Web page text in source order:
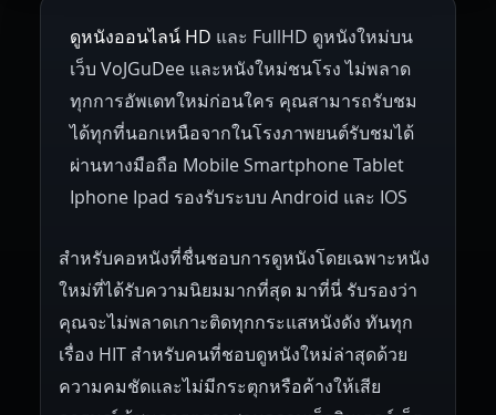
1945 1942 1941 1940 1939
1937 1930
Hungary Denmark Bulgaria
Czech Republic Brazil Turkey
ดูหนังออนไลน์ HD และ FullHD ดูหนังใหม่บน
เว็บ VoJGuDee และหนังใหม่ชนโรง ไม่พลาด
ทุกการอัพเดทใหม่ก่อนใคร คุณสามารถรับชม
ได้ทุกที่นอกเหนือจากในโรงภาพยนต์รับชมได้
ผ่านทางมือถือ Mobile Smartphone Tablet
Iphone Ipad รองรับระบบ Android และ IOS
สำหรับคอหนังที่ชื่นชอบการดูหนังโดยเฉพาะหนัง
ใหม่ที่ได้รับความนิยมมากที่สุด มาที่นี่ รับรองว่า
คุณจะไม่พลาดเกาะติดทุกกระแสหนังดัง ทันทุก
เรื่อง HIT สำหรับคนที่ชอบดูหนังใหม่ล่าสุดด้วย
ความคมชัดและไม่มีกระตุกหรือค้างให้เสีย